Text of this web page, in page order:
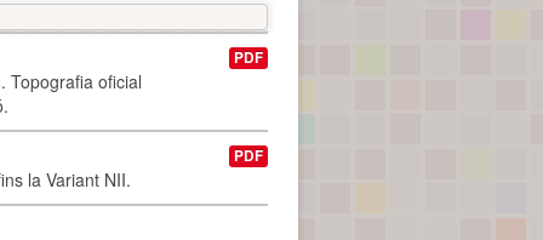
Topografia oficial
PDF
la Variant NII.
PDF